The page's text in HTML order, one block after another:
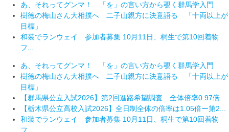
あ、それってグンマ！ 「を」の言い方から覗く群馬学入門
樹徳の梅山さん大相撲へ 二子山親方に決意語る 「十両以上が
目標」
和装でランウェイ 参加者募集 10月11日、桐生で第10回着物
フ...
あ、それってグンマ！ 「を」の言い方から覗く群馬学入門
樹徳の梅山さん大相撲へ 二子山親方に決意語る 「十両以上が
目標」
【群馬県公立入試2026】第2回進路希望調査 全体倍率0.97倍...
【栃木県公立高校入試2026】全日制全体の倍率は1.05倍ー第2...
和装でランウェイ 参加者募集 10月11日、桐生で第10回着物
フ...